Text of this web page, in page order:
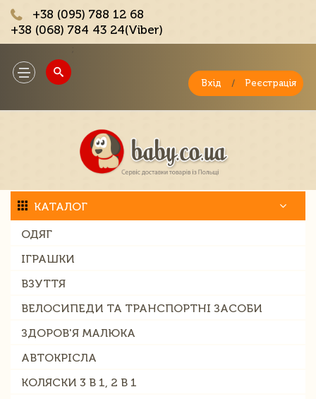
+38 (095) 788 12 68
+38 (068) 784 43 24(Viber)
Toggle
navigation
Вхід / Реєстрація
КАТАЛОГ
ОДЯГ
ІГРАШКИ
ВЗУТТЯ
ВЕЛОСИПЕДИ ТА ТРАНСПОРТНІ ЗАСОБИ
ЗДОРОВ'Я МАЛЮКА
АВТОКРІСЛА
КОЛЯСКИ 3 В 1, 2 В 1